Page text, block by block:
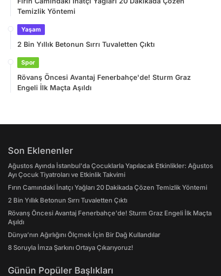
Temizlik Yöntemi
Yaşam
2 Bin Yıllık Betonun Sırrı Tuvaletten Çıktı
Spor
Rövanş Öncesi Avantaj Fenerbahçe'de! Sturm Graz
Engeli İlk Maçta Aşıldı
Son Eklenenler
Ağustos Ayında İstanbul'da Çocuklarla Yapılacak Etkinlikler: Ağustos
Ayı Çocuk Tiyatroları ve Etkinlik Takvimi
Fırın Camındaki İnatçı Yağları 20 Dakikada Çözen Temizlik Yöntemi
2 Bin Yıllık Betonun Sırrı Tuvaletten Çıktı
Rövanş Öncesi Avantaj Fenerbahçe'de! Sturm Graz Engeli İlk Maçta
Aşıldı
Dünya’nın Ağırlığını Ölçmek İçin Bir Dağ Kullandılar
8 Soruyla İmza Şarkını Ortaya Çıkarıyoruz!
Günün Popüler Başlıkları